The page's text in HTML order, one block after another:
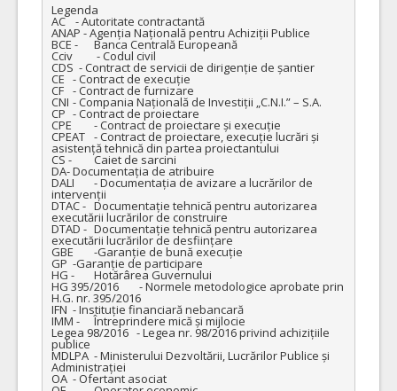
Legenda
AC	 - Autoritate contractantă
ANAP - Agenția Națională pentru Achiziții Publice
BCE -	Banca Centrală Europeană
Cciv	 - Codul civil
CDS  - Contract de servicii de dirigenție de șantier
CE	- Contract de execuție
CF	- Contract de furnizare
CNI	- Compania Națională de Investiții „C.N.I.” – S.A.
CP	- Contract de proiectare
CPE	- Contract de proiectare și execuție
CPEAT	- Contract de proiectare, execuție lucrări și
asistență tehnică din partea proiectantului
CS -	Caiet de sarcini
DA-	Documentația de atribuire
DALI	- Documentația de avizare a lucrărilor de
intervenții
DTAC -	Documentație tehnică pentru autorizarea
executării lucrărilor de construire
DTAD -	Documentație tehnică pentru autorizarea
executării lucrărilor de desființare
GBE	-Garanție de bună execuție
GP	-Garanție de participare
HG -	Hotărârea Guvernului
HG 395/2016	 - Normele metodologice aprobate prin
H.G. nr. 395/2016
IFN	- Instituție financiară nebancară
IMM -	Întreprindere mică și mijlocie
Legea 98/2016	- Legea nr. 98/2016 privind achizițiile
publice
MDLPA	- Ministerului Dezvoltării, Lucrărilor Publice și
Administrației
OA	- Ofertant asociat